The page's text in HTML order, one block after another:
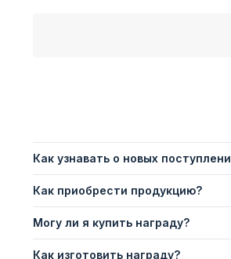
Как узнавать о новых
Как приобрести продукцию?
Могу ли я купить награду?
Как изготовить награду?